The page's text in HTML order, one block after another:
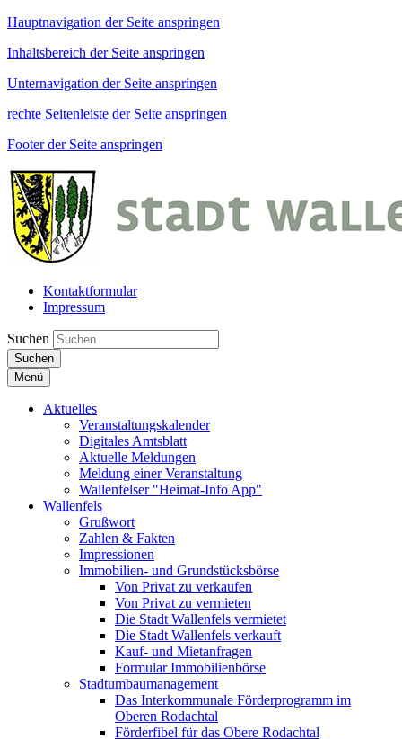
Hauptnavigation der Seite anspringen
Inhaltsbereich der Seite anspringen
Unternavigation der Seite anspringen
rechte Seitenleiste der Seite anspringen
Footer der Seite anspringen
Kontaktformular
Impressum
Suchen
Suchen
Menü
Aktuelles
Veranstaltungskalender
Digitales Amtsblatt
Aktuelle Meldungen
Meldung einer Veranstaltung
Wallenfelser "Heimat-Info App"
Wallenfels
Grußwort
Zahlen & Fakten
Impressionen
Immobilien- und Grundstücksbörse
Von Privat zu verkaufen
Von Privat zu vermieten
Die Stadt Wallenfels vermietet
Die Stadt Wallenfels verkauft
Kauf- und Mietanfragen
Formular Immobilienbörse
Stadtumbaumanagement
Das Interkommunale Förderprogramm im
Oberen Rodachtal
Förderfibel für das Obere Rodachtal